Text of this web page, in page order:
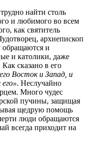
найти столь
и любимого во всем
как святитель
архиепископ
и
и католики, даже
сказано в его
Восток и Запад, и
. Неслучайно
Много чудес
пучины, защищая
щедрую помощь
люди обращаются
всегда приходит на